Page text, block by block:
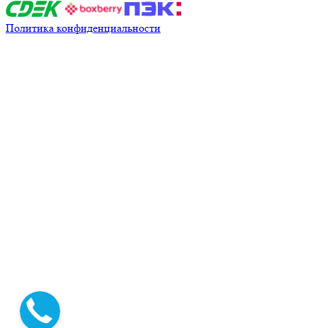
Политика конфиденциальности